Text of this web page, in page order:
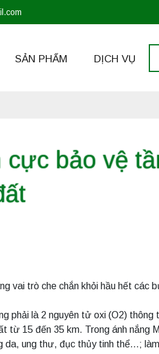
SẢN PHẨM DỊCH VỤ
bảo vệ
vai trò che chắn khỏi hầu hết
phải là 2 nguyên tử oxi (O2)
15 đến 35 km. Trong ánh nắng
ung thư, đục thủy tinh thể…;